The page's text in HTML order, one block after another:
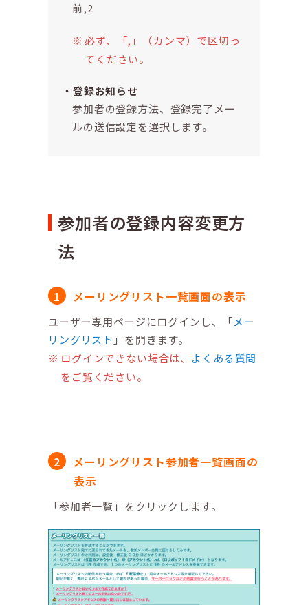
前,2
必ず、「,」（カンマ）で区切っ
てください。
登録お知らせ
参加者の登録方法、登録完了メー
ルの送信設定を選択します。
参加者の登録内容変更方
法
メーリングリスト一覧画面の表示
ユーザー専用ページにログインし、「メー
リングリスト 」を開きます。
ログインできない場合は、 よくある質問
をご覧ください。
メーリングリスト参加者一覧画面の
表示
「参加者一覧」をクリックします。